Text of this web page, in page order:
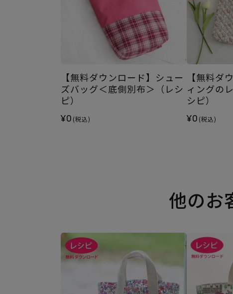
【無料ダウンロード】シュー
ズバッグ＜底側別布＞（レシ
ピ）
¥0 (税込)
【無料ダ
ィングの
シピ）
¥0 (税込)
他のお